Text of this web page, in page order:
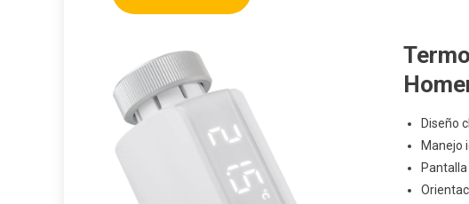
Diseño
Manejo